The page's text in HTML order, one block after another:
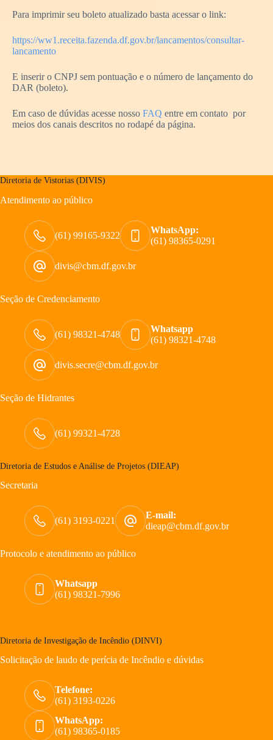
Para imprimir seu boleto atualizado basta acessar o link:
https://ww1.receita.fazenda.df.gov.br/lancamentos/consultar-
lancamento
E inserir o CNPJ sem pontuação e o número de lançamento do
DAR (boleto).
Em caso de dúvidas acesse nosso FAQ entre em contato por
meios dos canais descritos no rodapé da página.
Diretoria de Vistorias (DIVIS)
Atendimento ao público
(61) 99165-9322
WhatsApp:
(61) 98365-0291
divis@cbm.df.gov.br
Seção de Credenciamento
(61) 98321-4748
Whatsapp
(61) 98321-4748
divis.secre@cbm.df.gov.br
Seção de Hidrantes
(61) 99321-4728
Diretoria de Estudos e Análise de Projetos (DIEAP)
Secretaria
(61) 3193-0221
E-mail:
dieap@cbm.df.gov.br
Protocolo e atendimento ao público
Whatsapp
(61) 98321-7996
Diretoria de Investigação de Incêndio (DINVI)
Solicitação de laudo de perícia de Incêndio e dúvidas
Telefone:
(61) 3193-0226
WhatsApp:
(61) 98365-0185